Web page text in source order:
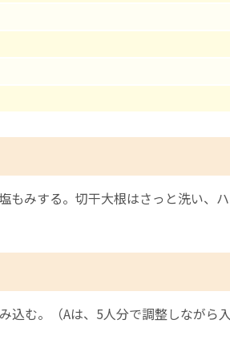
もみする。切干大根はさっと洗い、
込む。（Aは、5人分で調整しながら